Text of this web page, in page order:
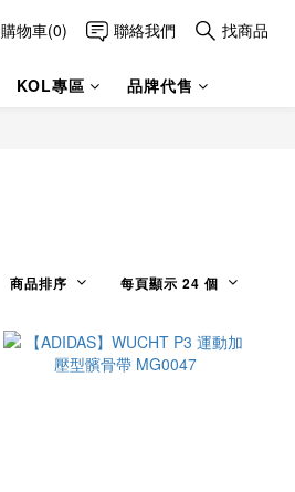
購物車(0) 聯絡我們 找商品
KOL專區 品牌代售
商品排序 每頁顯示 24 個